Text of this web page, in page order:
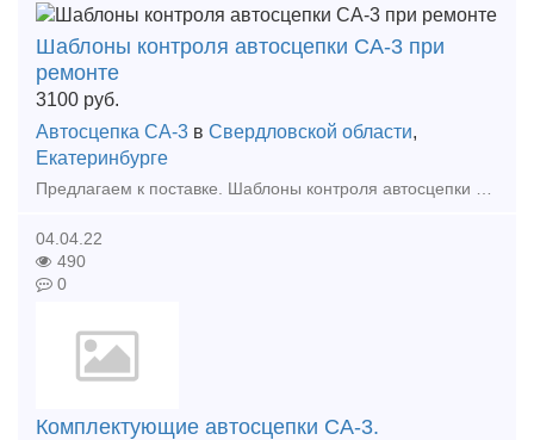
Шаблоны контроля автосцепки СА-3 при
ремонте
3100 руб.
Автосцепка СА-3 в Свердловской области,
Екатеринбурге
04.04.22
490
0
Комплектующие автосцепки СА-3.